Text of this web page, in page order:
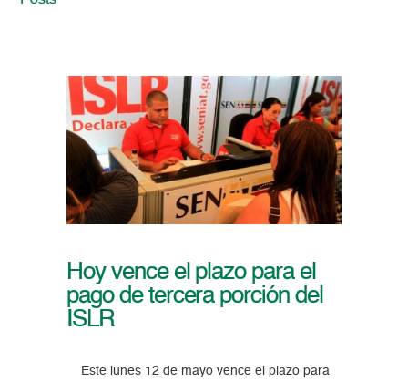
Hoy vence el plazo para el
pago de tercera porción del
ISLR
Este lunes 12 de mayo vence el plazo para